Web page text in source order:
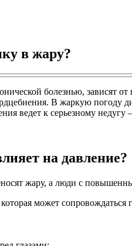
в жару?
болезнью, зависят
В жаркую погоду
ведет к серьезному
на давление?
жару, а люди с
которая может